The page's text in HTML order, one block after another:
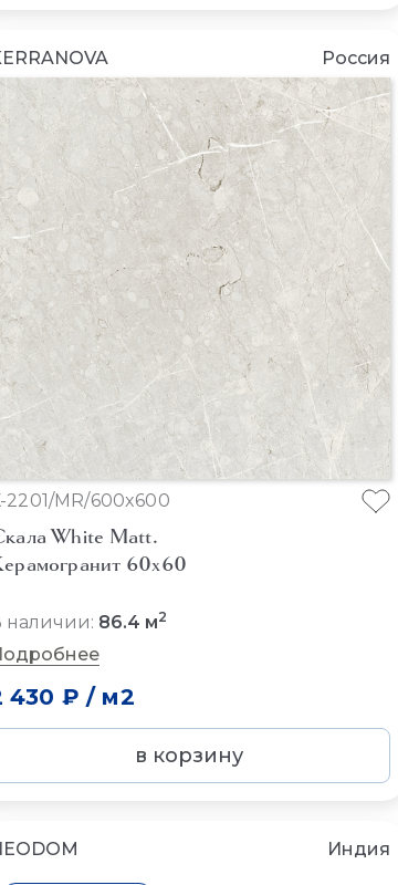
Россия
2201/MR/600x600
White Matt.
60x60
наличии: 86.4 м2
430 ₽ / м2
в корзину
Индия